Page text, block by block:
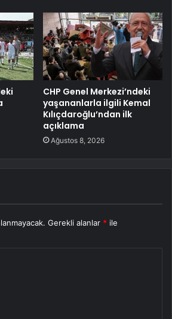
CHP Genel Merkezi’ndeki
yaşananlarla ilgili Kemal
Kılıçdaroğlu’ndan ilk
açıklama
Ağustos 8, 2026
Gerekli alanlar * ile